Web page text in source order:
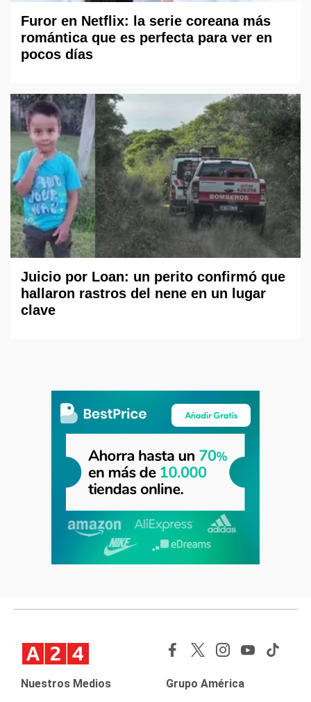
Furor en Netflix: la serie coreana más
romántica que es perfecta para ver en
pocos días
Juicio por Loan: un perito confirmó que
hallaron rastros del nene en un lugar
clave
Nuestros Medios Grupo América